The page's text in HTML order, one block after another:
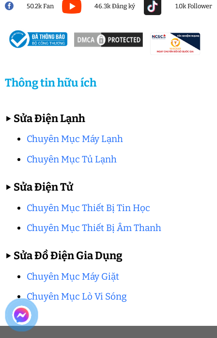
50.2k Fan 46.3k Đăng ký 1.0k Follower
Thông tin hữu ích
▶ Sửa Điện Lạnh
Chuyên Mục Máy Lạnh
Chuyên Mục Tủ Lạnh
▶ Sửa Điện Tử
Chuyên Mục Thiết Bị Tin Học
Chuyên Mục Thiết Bị Âm Thanh
▶ Sửa Đồ Điện Gia Dụng
Chuyên Mục Máy Giặt
Chuyên Mục Lò Vi Sóng